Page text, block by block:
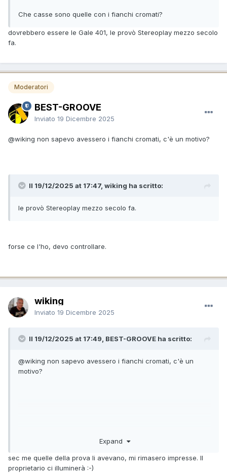
Che casse sono quelle con i fianchi cromati?
dovrebbero essere le Gale 401, le provò Stereoplay mezzo secolo
fa.
Moderatori
BEST-GROOVE
Inviato 19 Dicembre 2025
@wiking non sapevo avessero i fianchi cromati, c'è un motivo?
Il 19/12/2025 at 17:47, wiking ha scritto:
le provò Stereoplay mezzo secolo fa.
forse ce l'ho, devo controllare.
wiking
Inviato 19 Dicembre 2025
Il 19/12/2025 at 17:49, BEST-GROOVE ha scritto:
@wiking non sapevo avessero i fianchi cromati, c'è un
motivo?
Expand
sec me quelle della prova li avevano, mi rimasero impresse. Il
proprietario ci illuminerà :-)